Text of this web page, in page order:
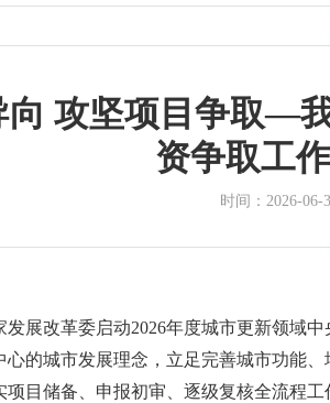
向 攻坚项目争取—
资争取工
时间： 2026-06-
发展改革委启动2026年度城市更新领域
的城市发展理念，立足完善城市功能
目储备、申报初审、逐级复核全流程工